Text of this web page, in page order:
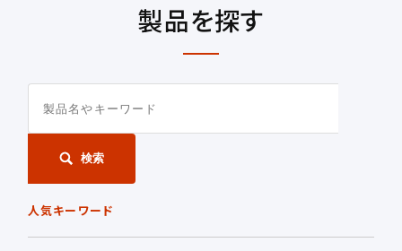
製品を探す
検索
人気キーワード